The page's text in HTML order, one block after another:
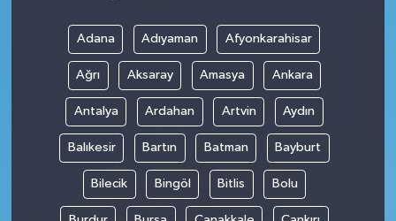
Adana Adıyaman Afyonkarahisar
Ağrı Aksaray Amasya Ankara
Antalya Ardahan Artvin Aydın
Balıkesir Bartın Batman Bayburt
Bilecik Bingöl Bitlis Bolu
SAĞLIK
SPOR
TARIM
TEKNOLOJİ
TURİZM